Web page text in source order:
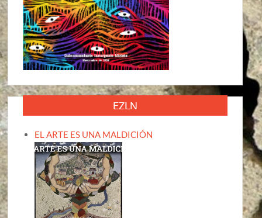
EZLN
EL ARTE ES UNA MALDICIÓN